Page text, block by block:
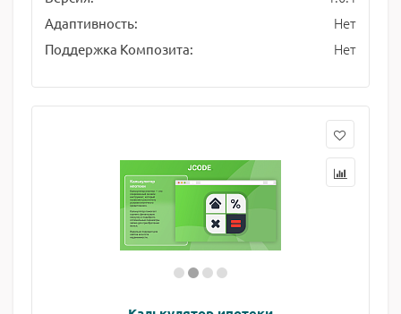
Адаптивность: Нет
Поддержка Композита: Нет